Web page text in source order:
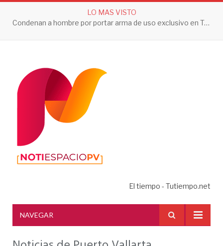
LO MAS VISTO
Condenan a hombre por portar arma de uso exclusivo en Tepic
El tiempo - Tutiempo.net
NAVEGAR